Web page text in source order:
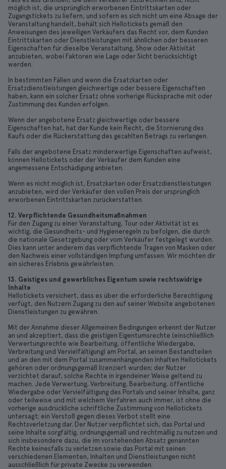
möglich ist, die ursprünglich erworbenen Eintrittskarten oder
Zugangstickets zu liefern, und sofern es sich nicht um eine Absage der
Veranstaltung handelt, behält sich Hellotickets gemäß den
Anweisungen des jeweiligen Verkäufers das Recht vor, dem Kunden
Eintrittskarten oder Dienstleistungen mit ähnlichen oder besseren
Eigenschaften für dieselbe Veranstaltung, Show oder Aktivität
anzubieten, wobei Faktoren wie Lage oder Sicht berücksichtigt
werden.
In bestimmten Fällen und wenn die Ersatzkarten oder
Ersatzdienstleistungen gleichwertige oder bessere Eigenschaften
haben, kann ein solcher Ersatz ohne vorherige Rücksprache mit oder
Zustimmung des Kunden erfolgen.
Wenn der angebotene Ersatz gleichwertige oder bessere
Eigenschaften hat, hat der Kunde kein Recht, die Stornierung des
Kaufs oder die Rückerstattung des gezahlten Betrags zu verlangen.
Falls der angebotene Ersatz minderwertige Eigenschaften aufweist,
können Hellotickets oder der Verkäufer dem Kunden eine
angemessene Entschädigung anbieten.
Wenn es nicht möglich ist, Ersatzkarten oder Ersatzdienstleistungen
anzubieten, wird der Verkäufer den vollen Preis der ursprünglich
erworbenen Eintrittskarten zurückerstatten.
12. Verpflichtende Gesundheitsmaßnahmen
Für den Zugang zu einer Veranstaltung, Tour oder Aktivität ist es
wichtig, die Gesundheits- und Hygieneregeln zu befolgen, die durch
die nationale Gesetzgebung oder vom Verkäufer festgelegt wurden.
Dies kann unter anderem das verpflichtende Tragen von Masken oder
den Nachweis einer vollständigen Impfung umfassen. Wir möchten dir
ein sicheres Erlebnis gewährleisten.
13. Geistiges und gewerbliches Eigentum sowie rechtswidrige
Inhalte
Hellotickets versichert, dass es über die erforderliche Berechtigung
verfügt, den Nutzern Zugang zu den auf seiner Website angebotenen
Dienstleistungen zu gewähren.
Mit der Annahme dieser Allgemeinen Bedingungen erkennt der Nutzer
an und akzeptiert, dass die geistigen Eigentumsrechte (einschließlich
Verwertungsrechte wie Bearbeitung, öffentliche Wiedergabe,
Verbreitung und Vervielfältigung) am Portal, an seinen Bestandteilen
und an den mit dem Portal zusammenhängenden Inhalten Hellotickets
gehören oder ordnungsgemäß lizenziert wurden; der Nutzer
verzichtet darauf, solche Rechte in irgendeiner Weise geltend zu
machen. Jede Verwertung, Verbreitung, Bearbeitung, öffentliche
Wiedergabe oder Vervielfältigung des Portals und seiner Inhalte, ganz
oder teilweise und mit welchem Verfahren auch immer, ist ohne die
vorherige ausdrückliche schriftliche Zustimmung von Hellotickets
untersagt; ein Verstoß gegen dieses Verbot stellt eine
Rechtsverletzung dar. Der Nutzer verpflichtet sich, das Portal und
seine Inhalte sorgfältig, ordnungsgemäß und rechtmäßig zu nutzen und
sich insbesondere dazu, die im vorstehenden Absatz genannten
Rechte keinesfalls zu verletzen sowie das Portal mit seinen
verschiedenen Elementen, Inhalten und Dienstleistungen nicht
ausschließlich für private Zwecke zu verwenden.